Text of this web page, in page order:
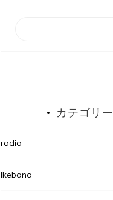
カテゴリー
radio
Ikebana